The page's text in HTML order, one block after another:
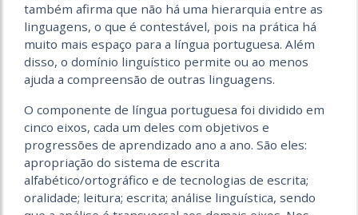
também afirma que não há uma hierarquia entre as
linguagens, o que é contestável, pois na prática há
muito mais espaço para a língua portuguesa. Além
disso, o domínio linguístico permite ou ao menos
ajuda a compreensão de outras linguagens.
O componente de língua portuguesa foi dividido em
cinco eixos, cada um deles com objetivos e
progressões de aprendizado ano a ano. São eles:
apropriação do sistema de escrita
alfabético/ortográfico e de tecnologias de escrita;
oralidade; leitura; escrita; análise linguística, sendo